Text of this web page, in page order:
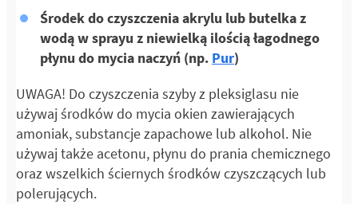
Środek do czyszczenia akrylu lub butelka z
wodą w sprayu z niewielką ilością łagodnego
płynu do mycia naczyń (np. Pur)
UWAGA! Do czyszczenia szyby z pleksiglasu nie
używaj środków do mycia okien zawierających
amoniak, substancje zapachowe lub alkohol. Nie
używaj także acetonu, płynu do prania chemicznego
oraz wszelkich ściernych środków czyszczących lub
polerujących.